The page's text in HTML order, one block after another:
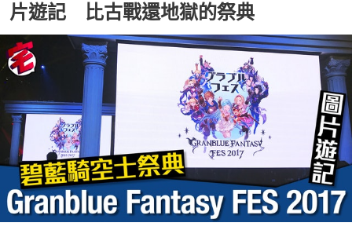
片遊記 比古戰還地獄的祭典